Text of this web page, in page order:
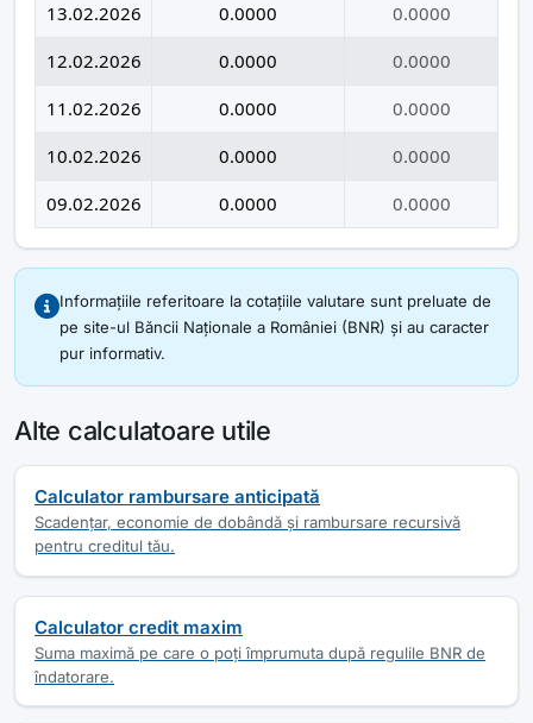
13.02.2026
0.0000
0.0000
12.02.2026
0.0000
0.0000
11.02.2026
0.0000
0.0000
10.02.2026
0.0000
0.0000
09.02.2026
0.0000 0.0000
Informațiile referitoare la cotațiile valutare sunt preluate de
pe site-ul Băncii Naționale a României (BNR) și au caracter
pur informativ.
Alte calculatoare utile
Calculator rambursare anticipată
Scadențar, economie de dobândă și rambursare recursivă
pentru creditul tău.
Calculator credit maxim
Suma maximă pe care o poți împrumuta după regulile BNR de
îndatorare.